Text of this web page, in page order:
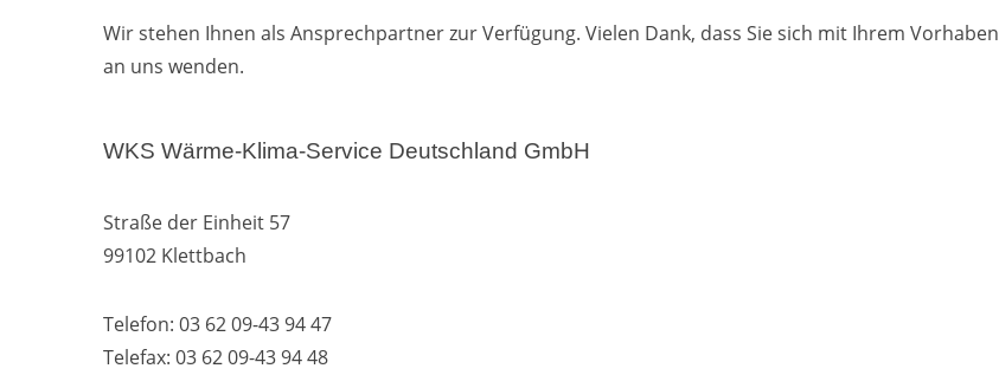
Wir stehen Ihnen als Ansprechpartner zur Verfügung. Vielen Dank, dass Sie sich mit Ihrem Vorhaben
an uns wenden.
WKS Wärme-Klima-Service Deutschland GmbH
Straße der Einheit 57
99102 Klettbach
Telefon: 03 62 09-43 94 47
Telefax: 03 62 09-43 94 48